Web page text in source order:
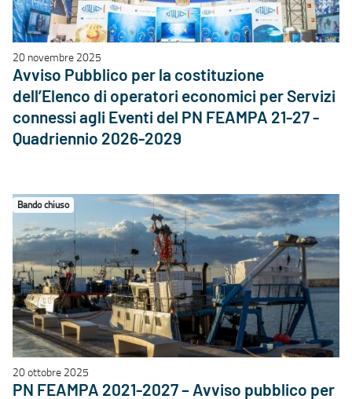
20 novembre 2025
Avviso Pubblico per la costituzione
dell’Elenco di operatori economici per Servizi
connessi agli Eventi del PN FEAMPA 21-27 -
Quadriennio 2026-2029
Bando chiuso
20 ottobre 2025
PN FEAMPA 2021-2027 – Avviso pubblico per